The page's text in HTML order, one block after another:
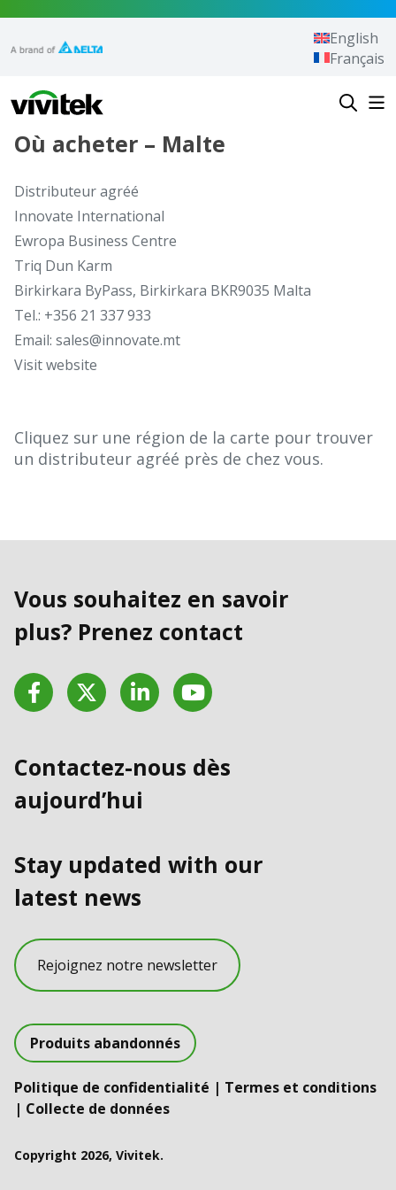
Vivitek
English
Français
Où acheter – Malte
Distributeur agréé
Innovate International
Ewropa Business Centre
Triq Dun Karm
Birkirkara ByPass, Birkirkara BKR9035 Malta
Tel.: +356 21 337 933
Email: sales@innovate.mt
Visit website
Cliquez sur une région de la carte pour trouver
un distributeur agréé près de chez vous.
Vous souhaitez en savoir
plus? Prenez contact
FacebookTwitter LinkedInYouTube
Contactez-nous dès
aujourd’hui
Stay updated with our
latest news
Rejoignez notre newsletter
Produits abandonnés
Politique de confidentialité | Termes et conditions
| Collecte de données
Copyright 2026, Vivitek.